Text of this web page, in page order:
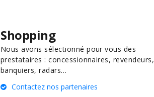
Shopping
Nous avons sélectionné pour vous des
prestataires : concessionnaires, revendeurs,
banquiers, radars…
Contactez nos partenaires